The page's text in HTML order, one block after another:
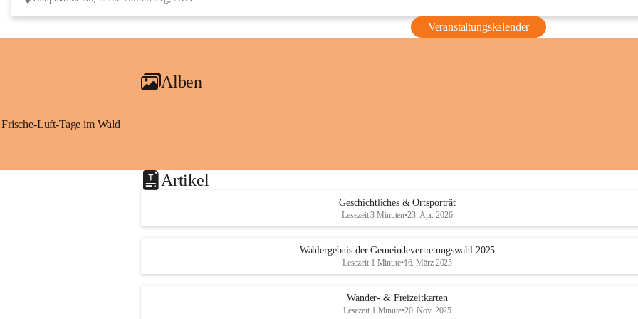
Veranstaltungskalender
Alben
Frische-Luft-Tage im Wald
Artikel
Geschichtliches & Ortsporträt
Lesezeit 3 Minuten•23. Apr. 2026
Wahlergebnis der Gemeindevertretungswahl 2025
Lesezeit 1 Minute•16. März 2025
Wander- & Freizeitkarten
Lesezeit 1 Minute•20. Nov. 2025